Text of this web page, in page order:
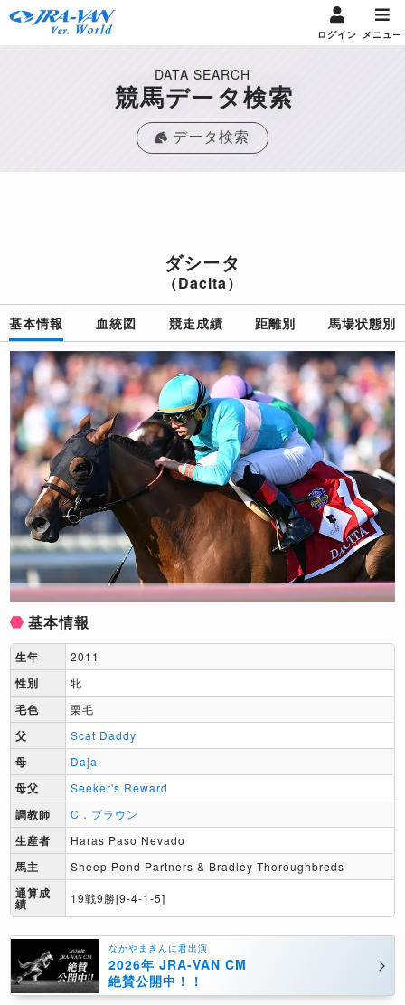
ログイン メニュー
DATA SEARCH
競馬データ検索
データ検索
ダシータ
（Dacita）
基本情報 血統図 競走成績 距離別 馬場状態別
基本情報
生年 2011
性別 牝
毛色 栗毛
父 Scat Daddy
母 Daja
母父 Seeker's Reward
調教師 C．ブラウン
生産者 Haras Paso Nevado
馬主 Sheep Pond Partners & Bradley Thoroughbreds
通算成
績 19戦9勝[9-4-1-5]
なかやまきんに君出演
2026年 JRA-VAN CM
絶賛公開中！！